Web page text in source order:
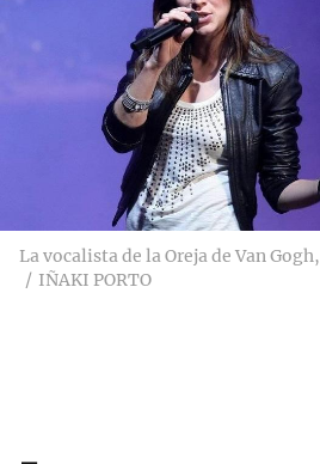
La vocalista de la Oreja de Van
IÑAKI PORTO